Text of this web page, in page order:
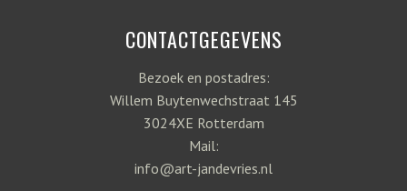
CONTACTGEGEVENS
Bezoek en postadres:
Willem Buytenwechstraat 145
3024XE Rotterdam
Mail:
info@art-jandevries.nl